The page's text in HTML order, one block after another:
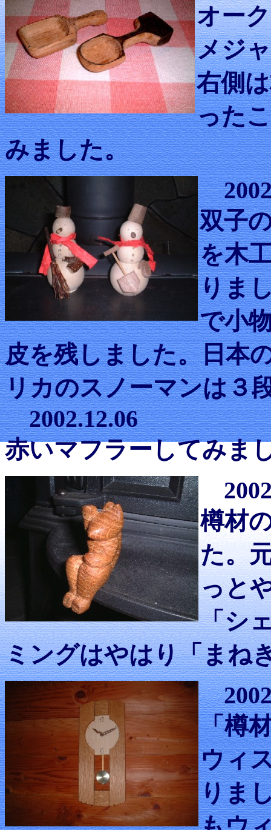
オー
メジ
右側
った
みました。
双子
を木
りま
で小
皮を残しました。日本
リカのスノーマンは３
2002.12.06
赤いマフラーしてみま
樽材
た。
っと
「シ
ミングはやはり「まね
「樽
ウィ
りま